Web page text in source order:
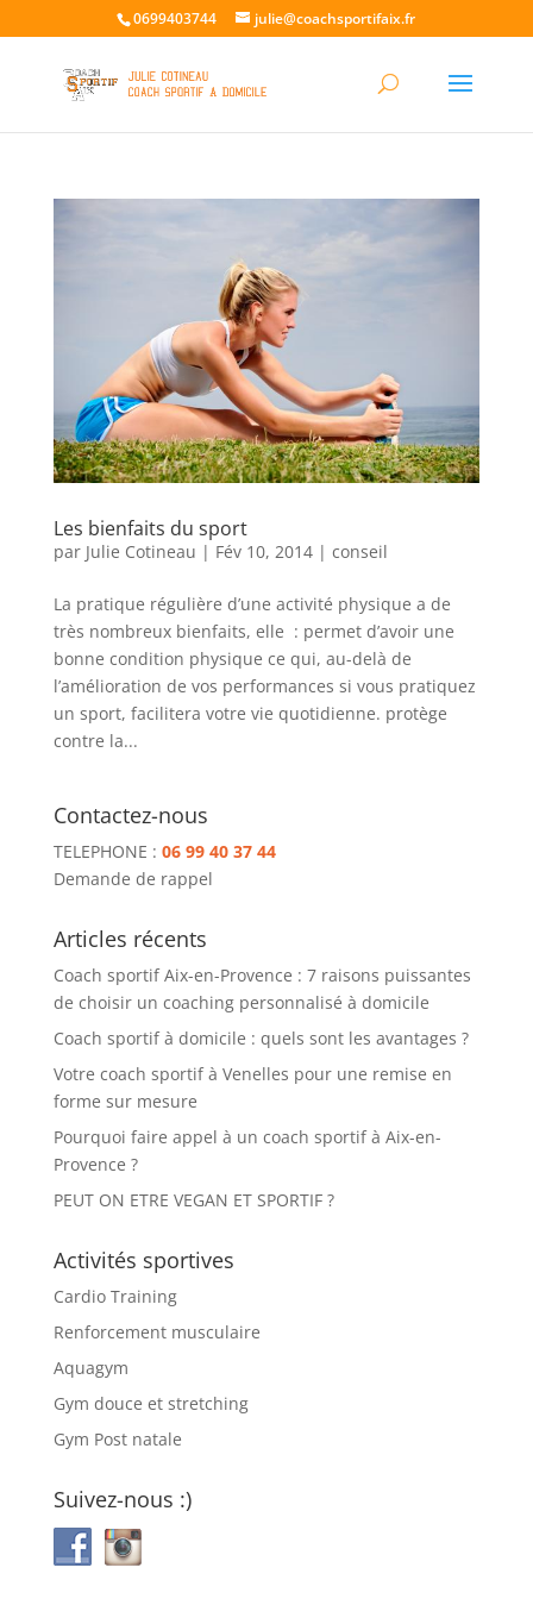
0699403744 julie@coachsportifaix.fr
Les bienfaits du sport
par Julie Cotineau | Fév 10, 2014| conseil
La pratique régulière d’une activité physique a de
très nombreux bienfaits, elle : permet d’avoir une
bonne condition physique ce qui, au-delà de
l’amélioration de vos performances si vous pratiquez
un sport, facilitera votre vie quotidienne. protège
contre la...
Contactez-nous
TELEPHONE : 06 99 40 37 44
Demande de rappel
Articles récents
Coach sportif Aix-en-Provence : 7 raisons puissantes
de choisir un coaching personnalisé à domicile
Coach sportif à domicile : quels sont les avantages ?
Votre coach sportif à Venelles pour une remise en
forme sur mesure
Pourquoi faire appel à un coach sportif à Aix-en-
Provence ?
PEUT ON ETRE VEGAN ET SPORTIF ?
Activités sportives
Cardio Training
Renforcement musculaire
Aquagym
Gym douce et stretching
Gym Post natale
Suivez-nous :)